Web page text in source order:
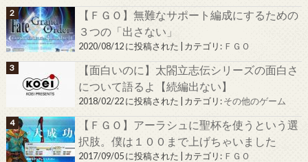
【ＦＧＯ】無難なサポート編成にするための
３つの「出さない」
2020/08/12 に投稿された カテゴリ: ＦＧＯ
【面白いのに】太閤立志伝シリーズの面白さ
について語るよ【続編出ない】
2018/02/22 に投稿された カテゴリ:その他のゲーム
【ＦＧＯ】アーラシュに聖杯を使うという選
択肢。僕は１００まで上げちゃいました
2017/09/05 に投稿された カテゴリ: ＦＧＯ